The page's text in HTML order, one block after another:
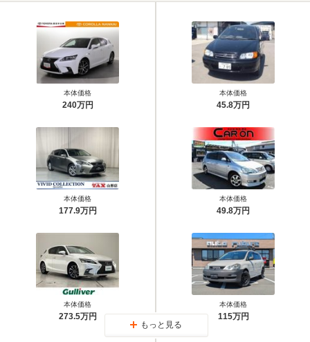
本体価格
240万円
本体価格
177.9万円
本体価格
273.5万円
本体価格
45.8万円
本体価格
49.8万円
本体価格
115万円
もっと見る